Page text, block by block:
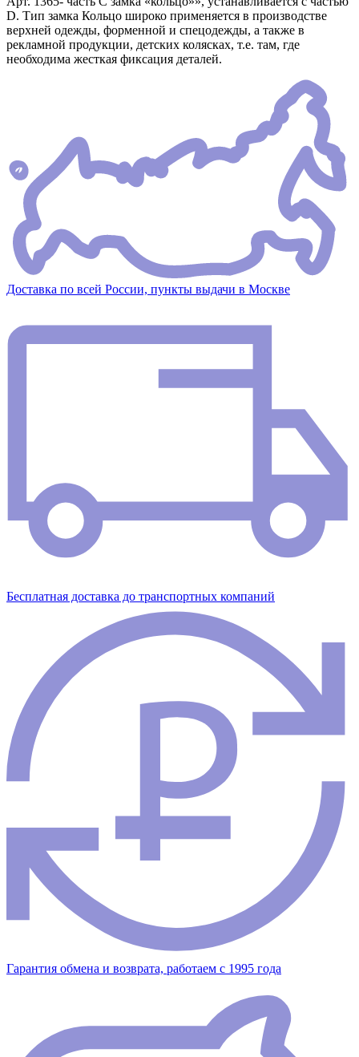
D. Тип замка Кольцо широко применяется в производстве
верхней одежды, форменной и спецодежды, а также в
рекламной продукции, детских колясках, т.е. там, где
необходима жесткая фиксация деталей.
Доставка по всей России, пункты выдачи в Москве
Бесплатная доставка до транспортных компаний
Гарантия обмена и возврата, работаем с 1995 года